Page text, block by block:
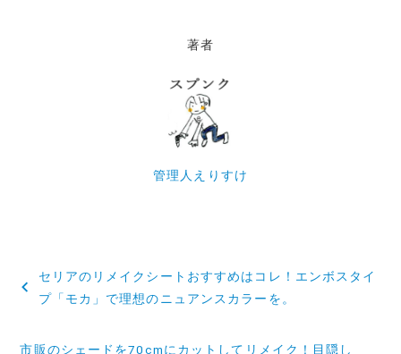
著者
管理人えりすけ
稿
セリアのリメイクシートおすすめはコレ！エンボスタイ
プ「モカ」で理想のニュアンスカラーを。
市販のシェードを70cmにカットしてリメイク！目隠し